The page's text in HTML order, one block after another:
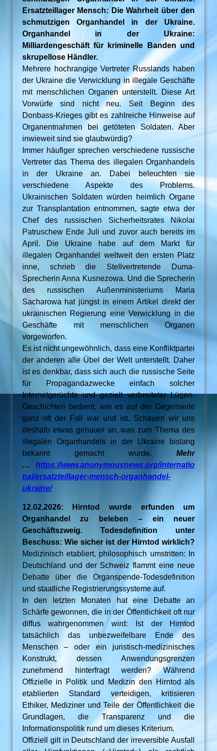
Ersatzteillager Mensch: Die Wahrheit über den
schmutzigen Organhandel in der Ukraine.
Organhandel in der Ukraine:
Milliardengeschäft für kriminelle Banden und
skrupellose Händler.
Mehrere hochrangige Vertreter Russlands haben
der Ukraine die Verwicklung in illegale Geschäfte
mit menschlichen Organen unterstellt. Diese Art
Vorwürfe sind nicht neu. Seit Beginn des
Donbass-Krieges gibt es zahlreiche Hinweise auf
Organentnahmen bei getöteten Soldaten. Aber
inwieweit sind sie glaubwürdig?
Immer häufiger sprechen verschiedene russische
Vertreter das Thema des illegalen Organhandels
in der Ukraine an. Dabei beleuchten sie
verschiedene Aspekte des Problems.
Ukrainischen Soldaten würden heimlich Organe
zur Transplantation entnommen, sagte etwa der
Chef des russischen Sicherheitsrates Nikolai
Patruschew Ende Juli und zuvor auch bereits im
April. Die Ukraine habe auf dem Markt für
illegalen Organhandel weltweit den ersten Platz
inne, schrieb die Stellvertretende Duma-
Sprecherin Anna Kusnezowa. Und die Sprecherin
des russischen Außenministeriums Maria
Sacharowa hat jüngst in einem Artikel direkt der
ukrainischen Regierung eine Verwicklung in die
Geschäfte mit menschlichen Organen
vorgeworfen.
Es ist nicht ungewöhnlich, dass eine Konfliktpartei
der anderen alle Übel der Welt unterstellt. Daher
ist es denkbar, dass sich auch die russische Seite
für Propagandazwecke einfach solcher
Internetgerüchte und gezielt verbreiteter Lügen-
Geschichten bedient, wie es auf der Gegenseite
ganz oft der Fall war und ist. Schauen wir uns
deshalb etwas genauer an, was zum Thema des
illegalen Organhandels in der Ukraine bislang
bekannt gemacht wurde.Mehr
…https://www.anonymousnews.org/internatio
nal/ersatzteillager-mensch-organhandel-
ukraine/
12.02.2026: Hirntod wurde erfunden um
Organhandel zu beleben – ein neuer
Geschäftszweig. Todesdefinition unter
Beschuss: Wie sicher ist der Hirntod wirklich?
Medizinisch etabliert, philosophisch umstritten: In
Deutschland und der Schweiz flammt eine neue
Debatte über die Organspende-Todesdefinition
und staatliche Registrierungssysteme auf.
In den letzten Monaten hat eine Debatte an
Schärfe gewonnen, die in der Öffentlichkeit oft nur
diffus wahrgenommen wird: Ist der Hirntod
tatsächlich das unbezweifelbare Ende des
Menschen – oder ein juristisch-medizinisches
Konstrukt, dessen Anwendungsgrenzen
zunehmend hinterfragt werden? Während
Offizielle in Politik und Medizin den Hirntod als
etablierten Standard verteidigen, kritisieren
Ethiker, Mediziner und Teile der Öffentlichkeit die
Grundlagen, die Transparenz und die
Informationspolitik rund um dieses Kriterium.
Offiziell gilt in Deutschland der irreversible Ausfall